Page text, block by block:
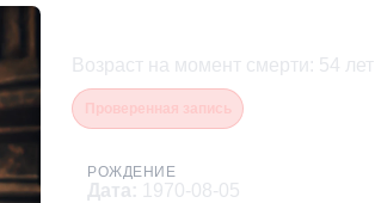
Возраст на момент смерти : 54 лет
РОЖДЕНИЕ
Дата: 1970-08-05